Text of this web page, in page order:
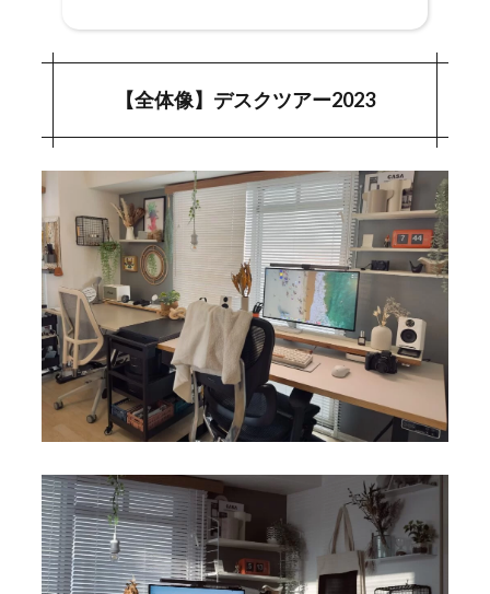
1.
【メインデスク】デスク・デスク周辺
電動昇降デスク｜FlexiSpot ”E7”
2-3.キャスター｜TRUSCO キャスター
2-4.
ワークチェア｜ ”COFO Chair Premium”
2-5.デスクシェルフ｜自作DIY
3.
【サブデスク】デスク・デスク周辺
3-1.電動昇降デスク｜FlexiSpot ”EF1”
3-2.デスク天板｜IKEA ”TROTTEN（トロッテン）”
3-3.
ワークチェア｜ ”Palmwork Chair”
4.
【メインマシン】PC・モニター
4-1.
PC｜M1 Mac mini
【全体像】デスクツアー2023